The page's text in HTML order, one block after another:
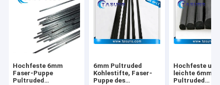
Hochfeste 6mm
Faser-Puppe
Pultruded
6mm Pultruded
Kohlestifte, Faser-
Puppe des
Hochfeste und
leichte 6mm
Pultruded